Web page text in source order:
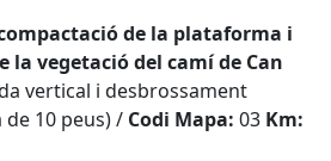
de la plataforma i
la vegetació del camí de Can
vertical i desbrossament
10 peus) / Codi Mapa: 03 Km: